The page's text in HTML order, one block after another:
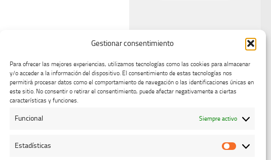
Gestionar consentimiento
Para ofrecer las mejores experiencias, utilizamos tecnologías como las cookies para almacenar
y/o acceder a la información del dispositivo. El consentimiento de estas tecnologías nos
permitirá procesar datos como el comportamiento de navegación o las identificaciones únicas en
este sitio. No consentir o retirar el consentimiento, puede afectar negativamente a ciertas
características y funciones.
Funcional Siempre activo
Estadísticas